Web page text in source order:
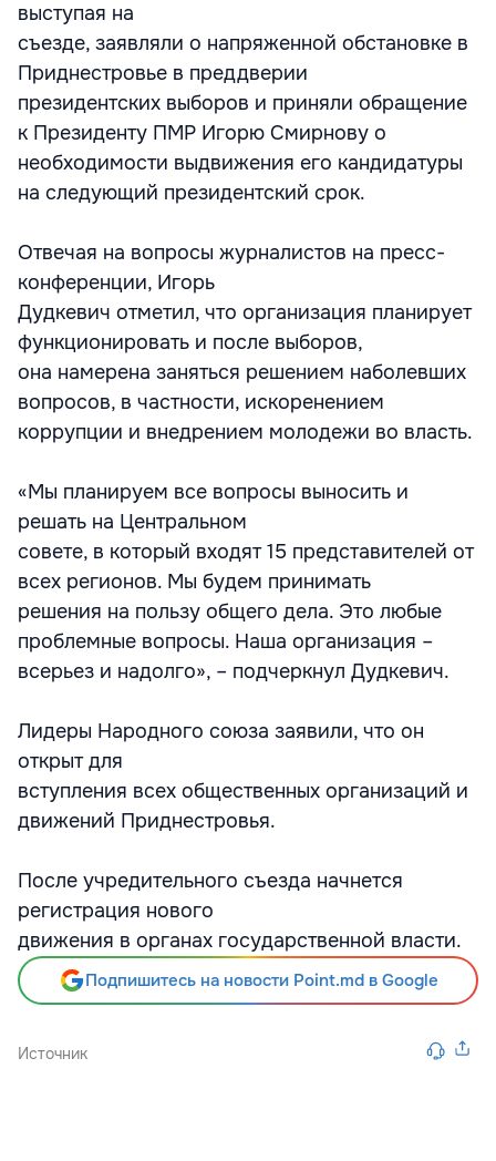
выступая на
съезде, заявляли о напряженной обстановке в
Приднестровье в преддверии
президентских выборов и приняли обращение
к Президенту ПМР Игорю Смирнову о
необходимости выдвижения его кандидатуры
на следующий президентский срок.
Отвечая на вопросы журналистов на пресс-
конференции, Игорь
Дудкевич отметил, что организация планирует
функционировать и после выборов,
она намерена заняться решением наболевших
вопросов, в частности, искоренением
коррупции и внедрением молодежи во власть.
«Мы планируем все вопросы выносить и
решать на Центральном
совете, в который входят 15 представителей от
всех регионов. Мы будем принимать
решения на пользу общего дела. Это любые
проблемные вопросы. Наша организация –
всерьез и надолго», – подчеркнул Дудкевич.
Лидеры Народного союза заявили, что он
открыт для
вступления всех общественных организаций и
движений Приднестровья.
После учредительного съезда начнется
регистрация нового
движения в органах государственной власти.
Подпишитесь на новости Point.md в Google
Источник